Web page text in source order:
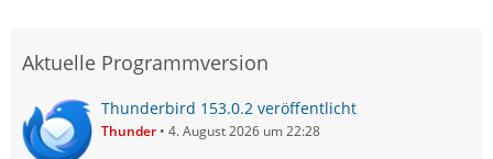
Aktuelle Programmversion
Thunderbird 153.0.2 veröffentlicht
Thunder 4. August 2026 um 22:28